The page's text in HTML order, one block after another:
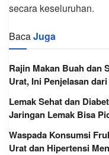
secara keseluruhan.
BacaJuga
Rajin Makan Buah dan
Urat, Ini Penjelasan
Lemak Sehat dan
Jaringan Lemak Bisa
Waspada Konsumsi
Urat dan Hipertensi